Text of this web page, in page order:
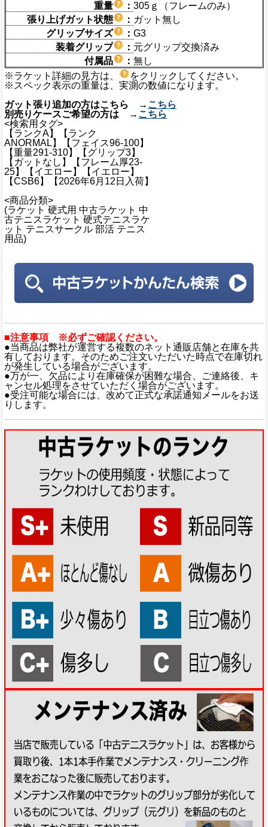
重量
： 305ｇ（フレームのみ）
張り上げガット状態
： ガット無し
グリップサイズ
： G3
装着グリップ
： 元グリップ交換済み
付属品
： 無し
※ラケット詳細の見方は、
をクリックしてください。
※スペック表示の重量は、実測の数値になります。
ガット張り追加の方はこちら → こちら
別売りケースご希望の方は → こちら
<検索用タグ>
【ランクA】【ランク
ANORMAL】【フェイス96-100】
【重量291-310】【グリップ3】
【ガットなし】【フレーム厚23-
25】【イエロー】【イエロー】
【CSB6】【2026年6月12日入荷】
<商品分類>
(ラケット 硬式用 中古ラケット 中
古テニスラケット 硬式テニスラケ
ット テニスサークル 部活 テニス
用品)
■注意事項 ※必ずご確認ください。
●当商品は弊社が運営する複数のネット通販店舗と在庫を共
有しております。そのためご注文いただいた時点で在庫切れ
が発生している場合がございます。
●万が一、欠品により在庫確保が困難な場合、ご連絡後、キ
ャンセル処理をさせていただく場合がございます。
●受注可能な場合には、改めて正式な承諾通知メールをお送
りします。